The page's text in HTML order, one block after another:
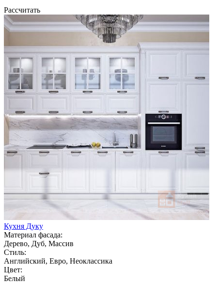
Рассчитать
Кухня Дуку
Материал фасада:
Дерево, Дуб, Массив
Стиль:
Английский, Евро, Неоклассика
Цвет:
Белый